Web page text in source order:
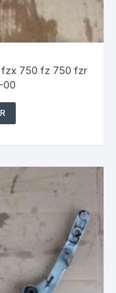
fzx 750 fz 750 fzr
00